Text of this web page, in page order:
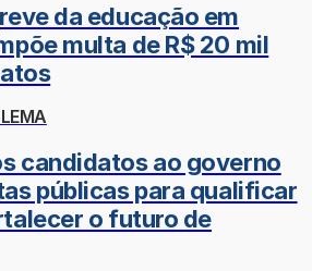
da educação em
multa de R$ 20 mil
candidatos ao governo
públicas para qualificar
o futuro de